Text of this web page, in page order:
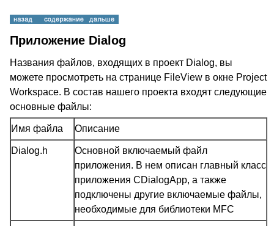
Приложение Dialog
Названия файлов, входящих в проект Dialog, вы
можете просмотреть на странице FileView в окне Project
Workspace. В состав нашего проекта входят следующие
основные файлы:
Имя файла Описание
Dialog.h
Основной включаемый файл
приложения. В нем описан главный класс
приложения CDialogApp, а также
подключены другие включаемые файлы,
необходимые для библиотеки MFC